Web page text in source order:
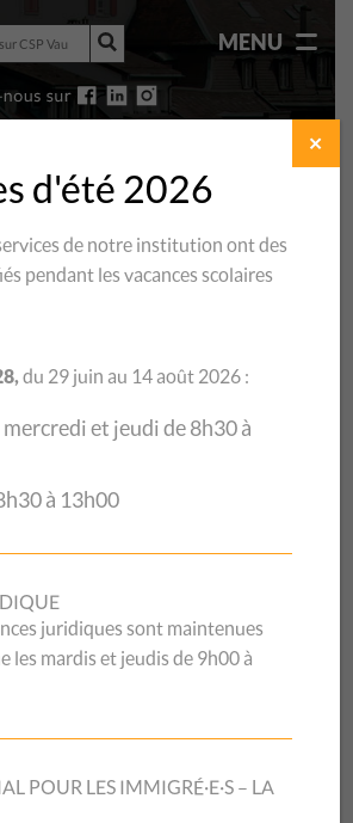
Rechercher
CSP
Vaud
MENU
octobre à 16h30
LEÇONS TIRER
sociale.
d'été 2026
de notre institution ont des
pendant les vacances scolaires
du 29 juin au 14 août 2026 :
et jeudi de 8h30 à
à 13h00
juridiques sont maintenues
les mardis et jeudis de 9h00 à
POUR LES IMMIGRÉ·E·S – LA
✕